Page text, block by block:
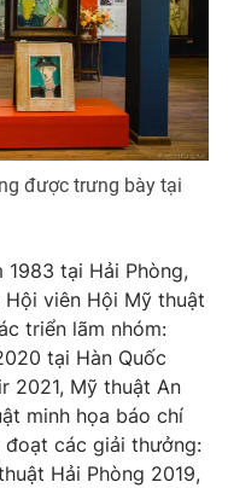
được trưng bày tại
tại Hải Phòng,
viên Hội Mỹ thuật
triển lãm nhóm:
tại Hàn Quốc
2021, Mỹ thuật An
minh họa báo chí
các giải thưởng:
Hải Phòng 2019,